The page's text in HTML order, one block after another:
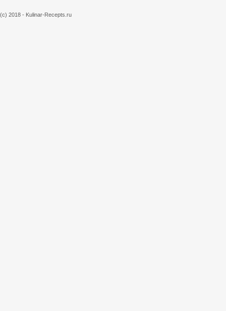
(c) 2018 - Kulinar-Recepts.ru